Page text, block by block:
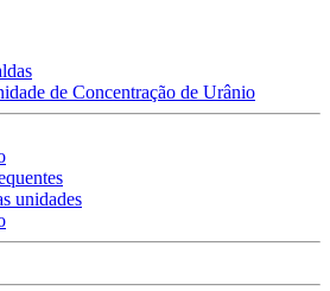
de Concentração de Urânio
unidades